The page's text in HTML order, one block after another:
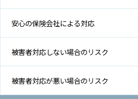
安心の保険会社による対応
被害者対応しない場合のリスク
被害者対応が悪い場合のリスク